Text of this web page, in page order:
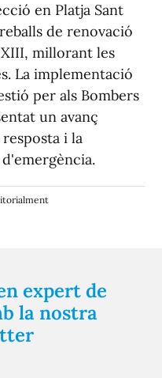
en Platja Sant
de renovació
millorant les
La implementació
per als Bombers
un avanç
i la
expert de
la nostra